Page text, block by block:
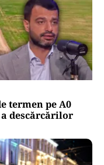
termen pe A0
descărcărilor